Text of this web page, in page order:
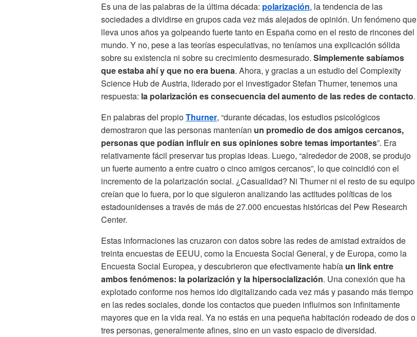
Es una de las palabras de la última década: polarización, la tendencia de las
sociedades a dividirse en grupos cada vez más alejados de opinión. Un fenómeno que
lleva unos años ya golpeando fuerte tanto en España como en el resto de rincones del
mundo. Y no, pese a las teorías especulativas, no teníamos una explicación sólida
sobre su existencia ni sobre su crecimiento desmesurado. Simplemente sabíamos
que estaba ahí y que no era buena. Ahora, y gracias a un estudio del Complexity
Science Hub de Austria, liderado por el investigador Stefan Thurner, tenemos una
respuesta: la polarización es consecuencia del aumento de las redes de contacto.
En palabras del propioThurner, “durante décadas, los estudios psicológicos
demostraron que las personas mantenían un promedio de dos amigos cercanos,
personas que podían influir en sus opiniones sobre temas importantes”. Era
relativamente fácil preservar tus propias ideas. Luego, “alrededor de 2008, se produjo
un fuerte aumento a entre cuatro o cinco amigos cercanos”, lo que coincidió con el
incremento de la polarización social. ¿Casualidad? Ni Thurner ni el resto de su equipo
creían que lo fuera, por lo que siguieron analizando las actitudes políticas de los
estadounidenses a través de más de 27.000 encuestas históricas del Pew Research
Center.
Estas informaciones las cruzaron con datos sobre las redes de amistad extraídos de
treinta encuestas de EEUU, como la Encuesta Social General, y de Europa, como la
Encuesta Social Europea, y descubrieron que efectivamente había un link entre
ambos fenómenos: la polarización y la hipersocialización. Una conexión que ha
explotado conforme nos hemos ido digitalizando cada vez más y pasando más tiempo
en las redes sociales, donde los contactos que pueden influirnos son infinitamente
mayores que en la vida real. Ya no estás en una pequeña habitación rodeado de dos o
tres personas, generalmente afines, sino en un vasto espacio de diversidad.